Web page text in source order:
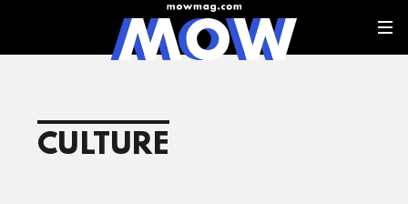
CULTURE